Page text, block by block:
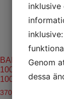
BAKRUTA –
1000+XL Artnr:
1002
3700,00
Genom
dessa